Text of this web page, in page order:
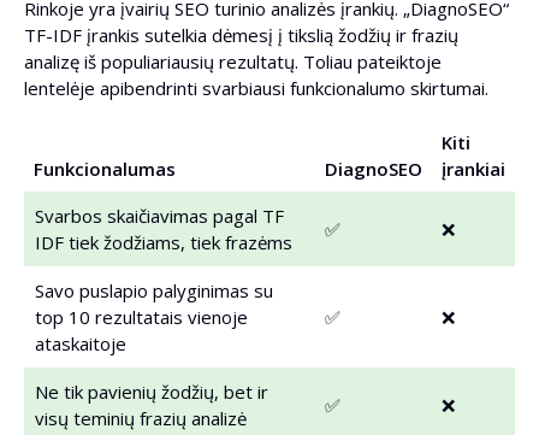
Rinkoje yra įvairių SEO turinio analizės įrankių. „DiagnoSEO“
TF-IDF įrankis sutelkia dėmesį į tikslią žodžių ir frazių
analizę iš populiariausių rezultatų. Toliau pateiktoje
lentelėje apibendrinti svarbiausi funkcionalumo skirtumai.
Funkcionalumas DiagnoSEO
Kiti
įrankiai
Svarbos skaičiavimas pagal TF
IDF tiek žodžiams, tiek frazėms
✅ ❌
Savo puslapio palyginimas su
top 10 rezultatais vienoje
ataskaitoje
✅ ❌
Ne tik pavienių žodžių, bet ir
visų teminių frazių analizė
✅ ❌